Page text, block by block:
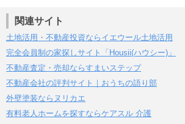
関連サイト
土地活用・不動産投資ならイエウール土地活用
完全会員制の家探しサイト「Housii(ハウシー)」
不動産査定・売却ならすまいステップ
不動産会社の評判サイト｜おうちの語り部
外壁塗装ならヌリカエ
有料老人ホームを探すならケアスル 介護